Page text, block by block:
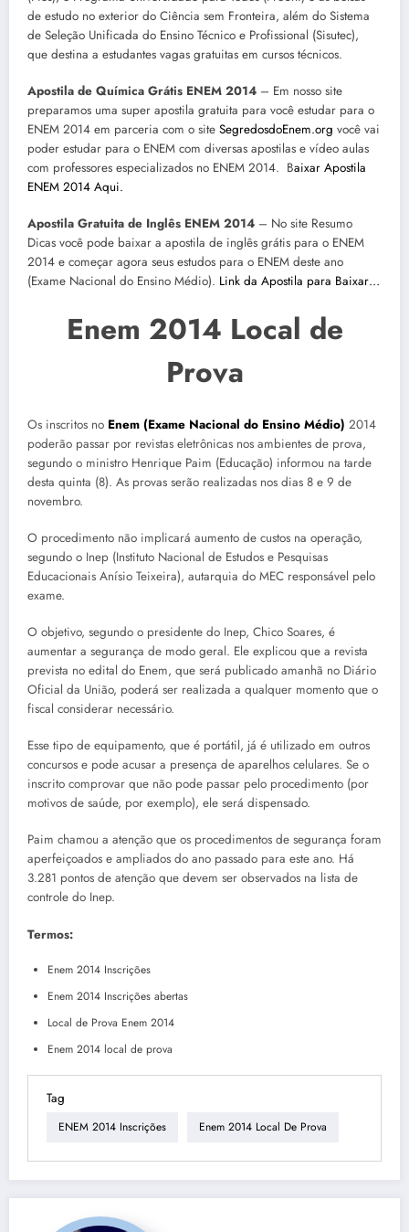
de estudo no exterior do Ciência sem Fronteira, além do Sistema
de Seleção Unificada do Ensino Técnico e Profissional (Sisutec),
que destina a estudantes vagas gratuitas em cursos técnicos.
Apostila de Química Grátis ENEM 2014 – Em nosso site
preparamos uma super apostila gratuita para você estudar para o
ENEM 2014 em parceria com o site SegredosdoEnem.org você vai
poder estudar para o ENEM com diversas apostilas e vídeo aulas
com professores especializados no ENEM 2014. Baixar Apostila
ENEM 2014 Aqui.
Apostila Gratuita de Inglês ENEM 2014 – No site Resumo
Dicas você pode baixar a apostila de inglês grátis para o ENEM
2014 e começar agora seus estudos para o ENEM deste ano
(Exame Nacional do Ensino Médio). Link da Apostila para Baixar…
Enem 2014 Local de
Prova
Os inscritos no Enem (Exame Nacional do Ensino Médio) 2014
poderão passar por revistas eletrônicas nos ambientes de prova,
segundo o ministro Henrique Paim (Educação) informou na tarde
desta quinta (8). As provas serão realizadas nos dias 8 e 9 de
novembro.
O procedimento não implicará aumento de custos na operação,
segundo o Inep (Instituto Nacional de Estudos e Pesquisas
Educacionais Anísio Teixeira), autarquia do MEC responsável pelo
exame.
O objetivo, segundo o presidente do Inep, Chico Soares, é
aumentar a segurança de modo geral. Ele explicou que a revista
prevista no edital do Enem, que será publicado amanhã no Diário
Oficial da União, poderá ser realizada a qualquer momento que o
fiscal considerar necessário.
Esse tipo de equipamento, que é portátil, já é utilizado em outros
concursos e pode acusar a presença de aparelhos celulares. Se o
inscrito comprovar que não pode passar pelo procedimento (por
motivos de saúde, por exemplo), ele será dispensado.
Paim chamou a atenção que os procedimentos de segurança foram
aperfeiçoados e ampliados do ano passado para este ano. Há
3.281 pontos de atenção que devem ser observados na lista de
controle do Inep.
Termos:
Enem 2014 Inscrições
Enem 2014 Inscrições abertas
Local de Prova Enem 2014
Enem 2014 local de prova
Tag
ENEM 2014 Inscrições Enem 2014 Local De Prova